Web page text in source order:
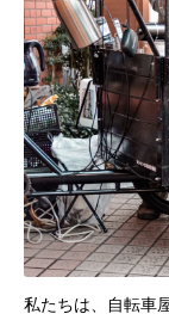
私たちは、自転車